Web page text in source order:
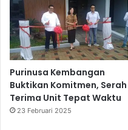
Purinusa Kembangan
Buktikan Komitmen, Serah
Terima Unit Tepat Waktu
23 Februari 2025